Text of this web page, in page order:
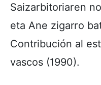
Saizarbitoriaren
eta Ane zigarro
Contribución al
vascos (1990).